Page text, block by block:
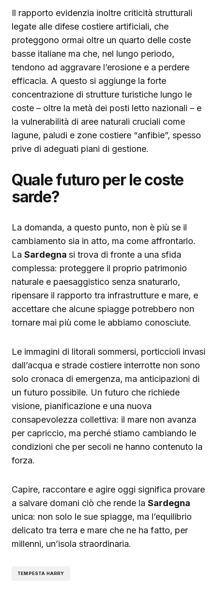
Il rapporto evidenzia inoltre criticità strutturali
legate alle difese costiere artificiali, che
proteggono ormai oltre un quarto delle coste
basse italiane ma che, nel lungo periodo,
tendono ad aggravare l’erosione e a perdere
efficacia. A questo si aggiunge la forte
concentrazione di strutture turistiche lungo le
coste – oltre la metà dei posti letto nazionali – e
la vulnerabilità di aree naturali cruciali come
lagune, paludi e zone costiere “anfibie”, spesso
prive di adeguati piani di gestione.
Quale futuro per le coste
sarde?
La domanda, a questo punto, non è più se il
cambiamento sia in atto, ma come affrontarlo.
La Sardegna si trova di fronte a una sfida
complessa: proteggere il proprio patrimonio
naturale e paesaggistico senza snaturarlo,
ripensare il rapporto tra infrastrutture e mare, e
accettare che alcune spiagge potrebbero non
tornare mai più come le abbiamo conosciute.
Le immagini di litorali sommersi, porticcioli invasi
dall’acqua e strade costiere interrotte non sono
solo cronaca di emergenza, ma anticipazioni di
un futuro possibile. Un futuro che richiede
visione, pianificazione e una nuova
consapevolezza collettiva: il mare non avanza
per capriccio, ma perché stiamo cambiando le
condizioni che per secoli ne hanno contenuto la
forza.
Capire, raccontare e agire oggi significa provare
a salvare domani ciò che rende la Sardegna
unica: non solo le sue spiagge, ma l’equilibrio
delicato tra terra e mare che ne ha fatto, per
millenni, un’isola straordinaria.
TEMPESTA HARRY